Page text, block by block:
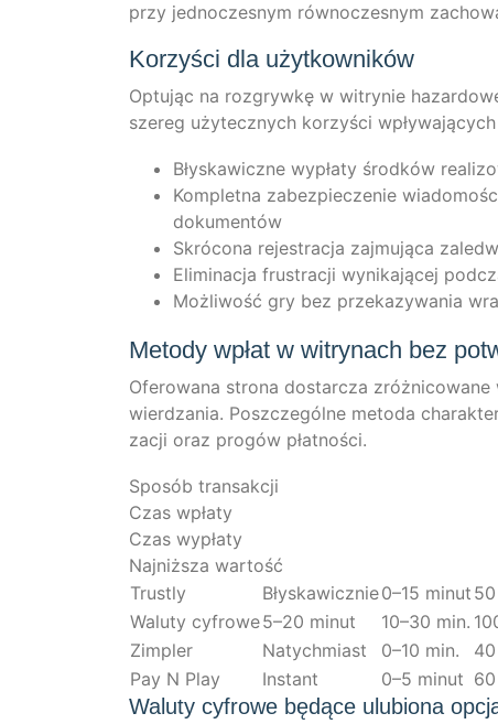
przy jed­no­c­zes­nym rów­no­c­zes­nym
Korzyści dla użytkowników
Optu­jąc na roz­gryw­kę w witry­nie
sze­reg uży­tecz­nych kor­zyści
Błys­ka­wicz­ne wypła­ty środ­ków
Kom­plet­na zabez­piec­ze­nie
dokumentów
Skró­co­na rejes­trac­ja zaj­mu­ją­ca
Eli­mi­nac­ja frus­trac­ji wyni­ka­jącej
Moż­li­wość gry bez prze­ka­zy­wa­nia
Metody wpłat w witrynach bez
Ofe­ro­wa­na stro­na dost­ar­c­za
wierd­za­nia. Poszc­ze­gól­ne meto­da
zac­ji oraz pro­gów płatności.
Sposób transakcji
Czas wpłaty
Czas wypłaty
Naj­niżs­za wartość
Trust­ly
Błys­ka­wicz­nie0–15 minut
Walu­ty cyfrowe5–20 minut 10–30 min.
Zimp­ler
Natych­mi­ast 0–10 min.
Pay N Play
Instant 0–5 minut
Waluty cyfrowe będące ulubiona